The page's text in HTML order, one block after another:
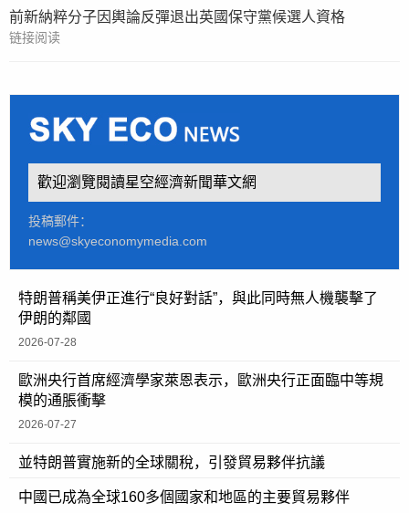
前新納粹分子因輿論反彈退出英國保守黨候選人資格
链接阅读
歡迎瀏覽閱讀星空經濟新聞華文網
投稿郵件：
news@skyeconomymedia.com
特朗普稱美伊正進行“良好對話”，與此同時無人機襲擊了
伊朗的鄰國
2026-07-28
歐洲央行首席經濟學家萊恩表示，歐洲央行正面臨中等規
模的通脹衝擊
2026-07-27
並特朗普實施新的全球關稅，引發貿易夥伴抗議
中國已成為全球160多個國家和地區的主要貿易夥伴